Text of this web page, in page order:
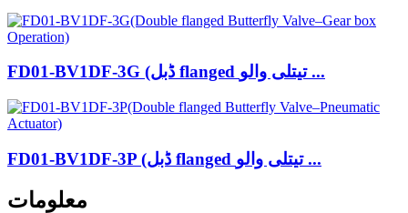
FD01-BV1DF-3G (ڈبل flanged تیتلی والو ...
FD01-BV1DF-3P (ڈبل flanged تیتلی والو ...
معلومات